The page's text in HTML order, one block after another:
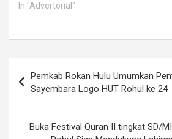
In "Advertorial"
navigation
Pemkab Rokan Hulu Umumkan
Sayembara Logo HUT Rohul ke 24
Buka Festival Quran II tingkat SD/